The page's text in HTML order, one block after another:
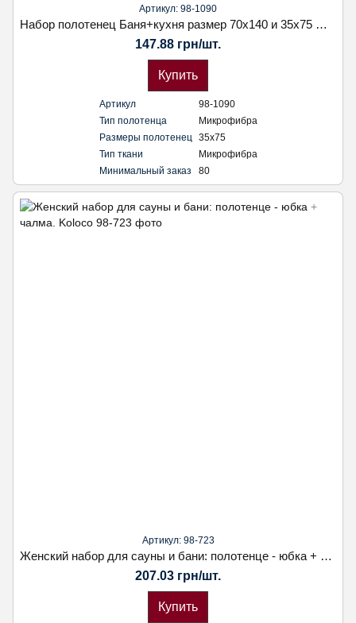
Артикул: 98-1090
Набор полотенец Баня+кухня размер 70х140 и 35х75 фибра
147.88 грн/шт.
Купить
Артикул
98-1090
Тип полотенца
Микрофибра
Размеры полотенец
35х75
Тип ткани
Микрофибра
Минимальный заказ
80
Артикул: 98-723
Женский набор для сауны и бани: полотенце - юбка + чалма. Koloсo
207.03 грн/шт.
Купить